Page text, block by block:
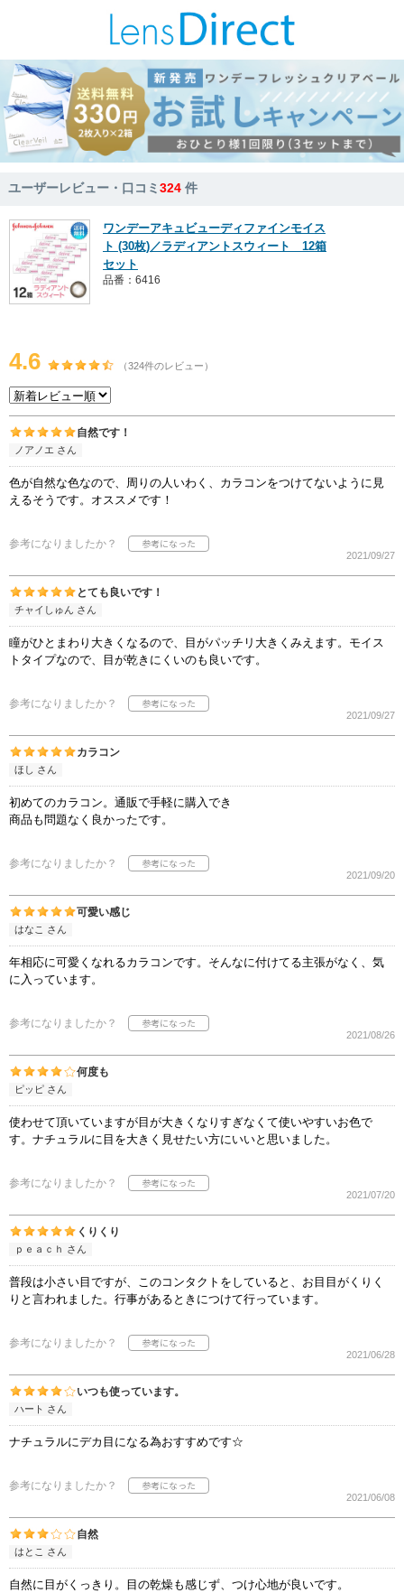
ユーザーレビュー・口コミ324 件
ワンデーアキュビューディファインモイス
ト (30枚)／ラディアントスウィート 12箱
セット
品番：6416
4.6 （324件のレビュー）
自然です！
ノアノエ さん
色が自然な色なので、周りの人いわく、カラコンをつけてないように見
えるそうです。オススメです！
参考になりましたか？
2021/09/27
とても良いです！
チャイしゅん さん
瞳がひとまわり大きくなるので、目がパッチリ大きくみえます。モイス
トタイプなので、目が乾きにくいのも良いです。
参考になりましたか？
2021/09/27
カラコン
ほし さん
初めてのカラコン。通販で手軽に購入でき
商品も問題なく良かったです。
参考になりましたか？
2021/09/20
可愛い感じ
はなこ さん
年相応に可愛くなれるカラコンです。そんなに付けてる主張がなく、気
に入っています。
参考になりましたか？
2021/08/26
何度も
ピッピ さん
使わせて頂いていますが目が大きくなりすぎなくて使いやすいお色で
す。ナチュラルに目を大きく見せたい方にいいと思いました。
参考になりましたか？
2021/07/20
くりくり
ｐｅａｃｈ さん
普段は小さい目ですが、このコンタクトをしていると、お目目がくりく
りと言われました。行事があるときにつけて行っています。
参考になりましたか？
2021/06/28
いつも使っています。
ハート さん
ナチュラルにデカ目になる為おすすめです☆
参考になりましたか？
2021/06/08
自然
はとこ さん
自然に目がくっきり。目の乾燥も感じず、つけ心地が良いです。